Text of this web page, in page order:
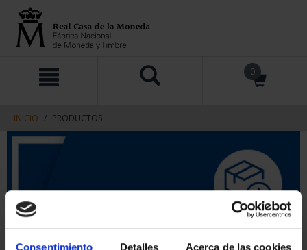
Consentimiento Detalles Acerca de las cookies
contenido
navegacin
0
INICIO PRODUCTOS